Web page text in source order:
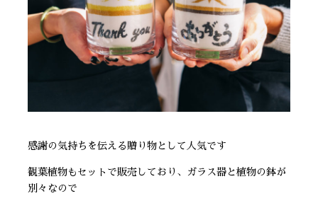
感謝の気持ちを伝える贈り物として人気です
観葉植物もセットで販売しており、ガラス器と植物の鉢が
別々なので